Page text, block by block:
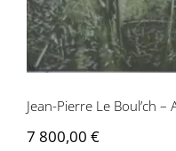
Jean-Pierre Le Boul’ch –
7 800,00 €